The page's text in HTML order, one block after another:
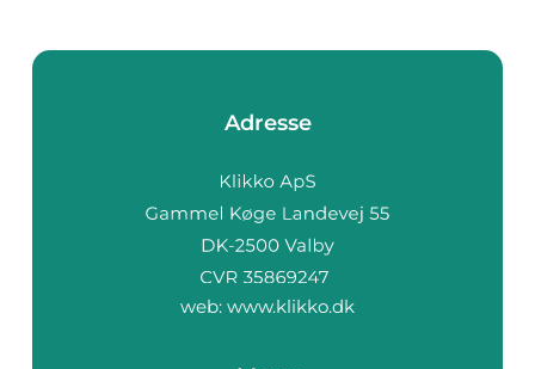
Adresse
web: www.klikko.dk